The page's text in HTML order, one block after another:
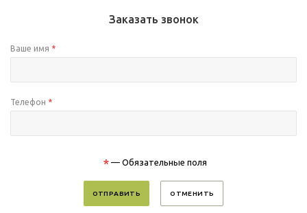
Заказать звонок
Ваше имя *
Телефон *
*— Обязательные поля
ОТМЕНИТЬ